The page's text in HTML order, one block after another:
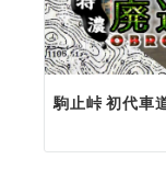
駒止峠 初代車